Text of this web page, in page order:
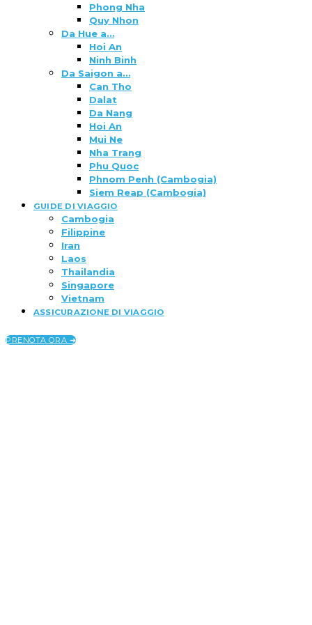
Phong Nha
Quy Nhon
Da Hue a…
Hoi An
Ninh Binh
Da Saigon a…
Can Tho
Dalat
Da Nang
Hoi An
Mui Ne
Nha Trang
Phu Quoc
Phnom Penh (Cambogia)
Siem Reap (Cambogia)
GUIDE DI VIAGGIO
Cambogia
Filippine
Iran
Laos
Thailandia
Singapore
Vietnam
ASSICURAZIONE DI VIAGGIO
PRENOTA ORA ➜